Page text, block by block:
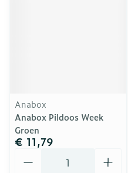
Anabox
Anabox Pildoos Week
Groen
€ 11,79